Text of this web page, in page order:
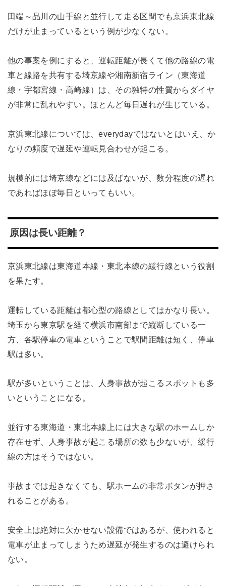
田端～品川の山手線と並行して走る区間でも京浜東北線
だけが止まっているという例が少なくない。
他の事案を例にすると、運転距離が長くて他の路線の電
車と線路を共有する埼京線や湘南新宿ライン（東海道
線・宇都宮線・高崎線）は、その独特の性質からダイヤ
が非常に乱れやすい。ほとんど毎日遅れが生じている。
京浜東北線については、everydayではないとはいえ、か
なりの頻度で遅延や運転見合わせが起こる。
規模的には埼京線などには及ばないが、数分程度の遅れ
であればほぼ毎日といってもいい。
原因は長い距離？
京浜東北線は東海道本線・東北本線の緩行線という役割
を果たす。
運転している距離は都心型の路線としてはかなり長い。
埼玉から東京駅を経て横浜市南部まで縦断している一
方、各駅停車の電車ということで駅間距離は短く、停車
駅は多い。
駅が多いということは、人身事故が起こるスポットも多
いということになる。
並行する東海道・東北本線上には大きな駅のホームしか
存在せず、人身事故が起こる場所の数も少ないが、緩行
線の方はそうではない。
事故までは起きなくても、駅ホームの非常ボタンが押さ
れることがある。
安全上は絶対に欠かせない設備ではあるが、使われると
電車が止まってしまうため遅延が発生するのは避けられ
ない。